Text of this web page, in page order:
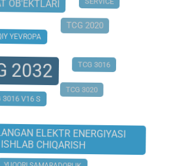
OB'EKTLARI SERVICE
YEVROPA
TCG 2020
2032 TCG 3016
3016 V16 S
TCG 3020
ELEKTR ENERGIYASI
CHIQARISH